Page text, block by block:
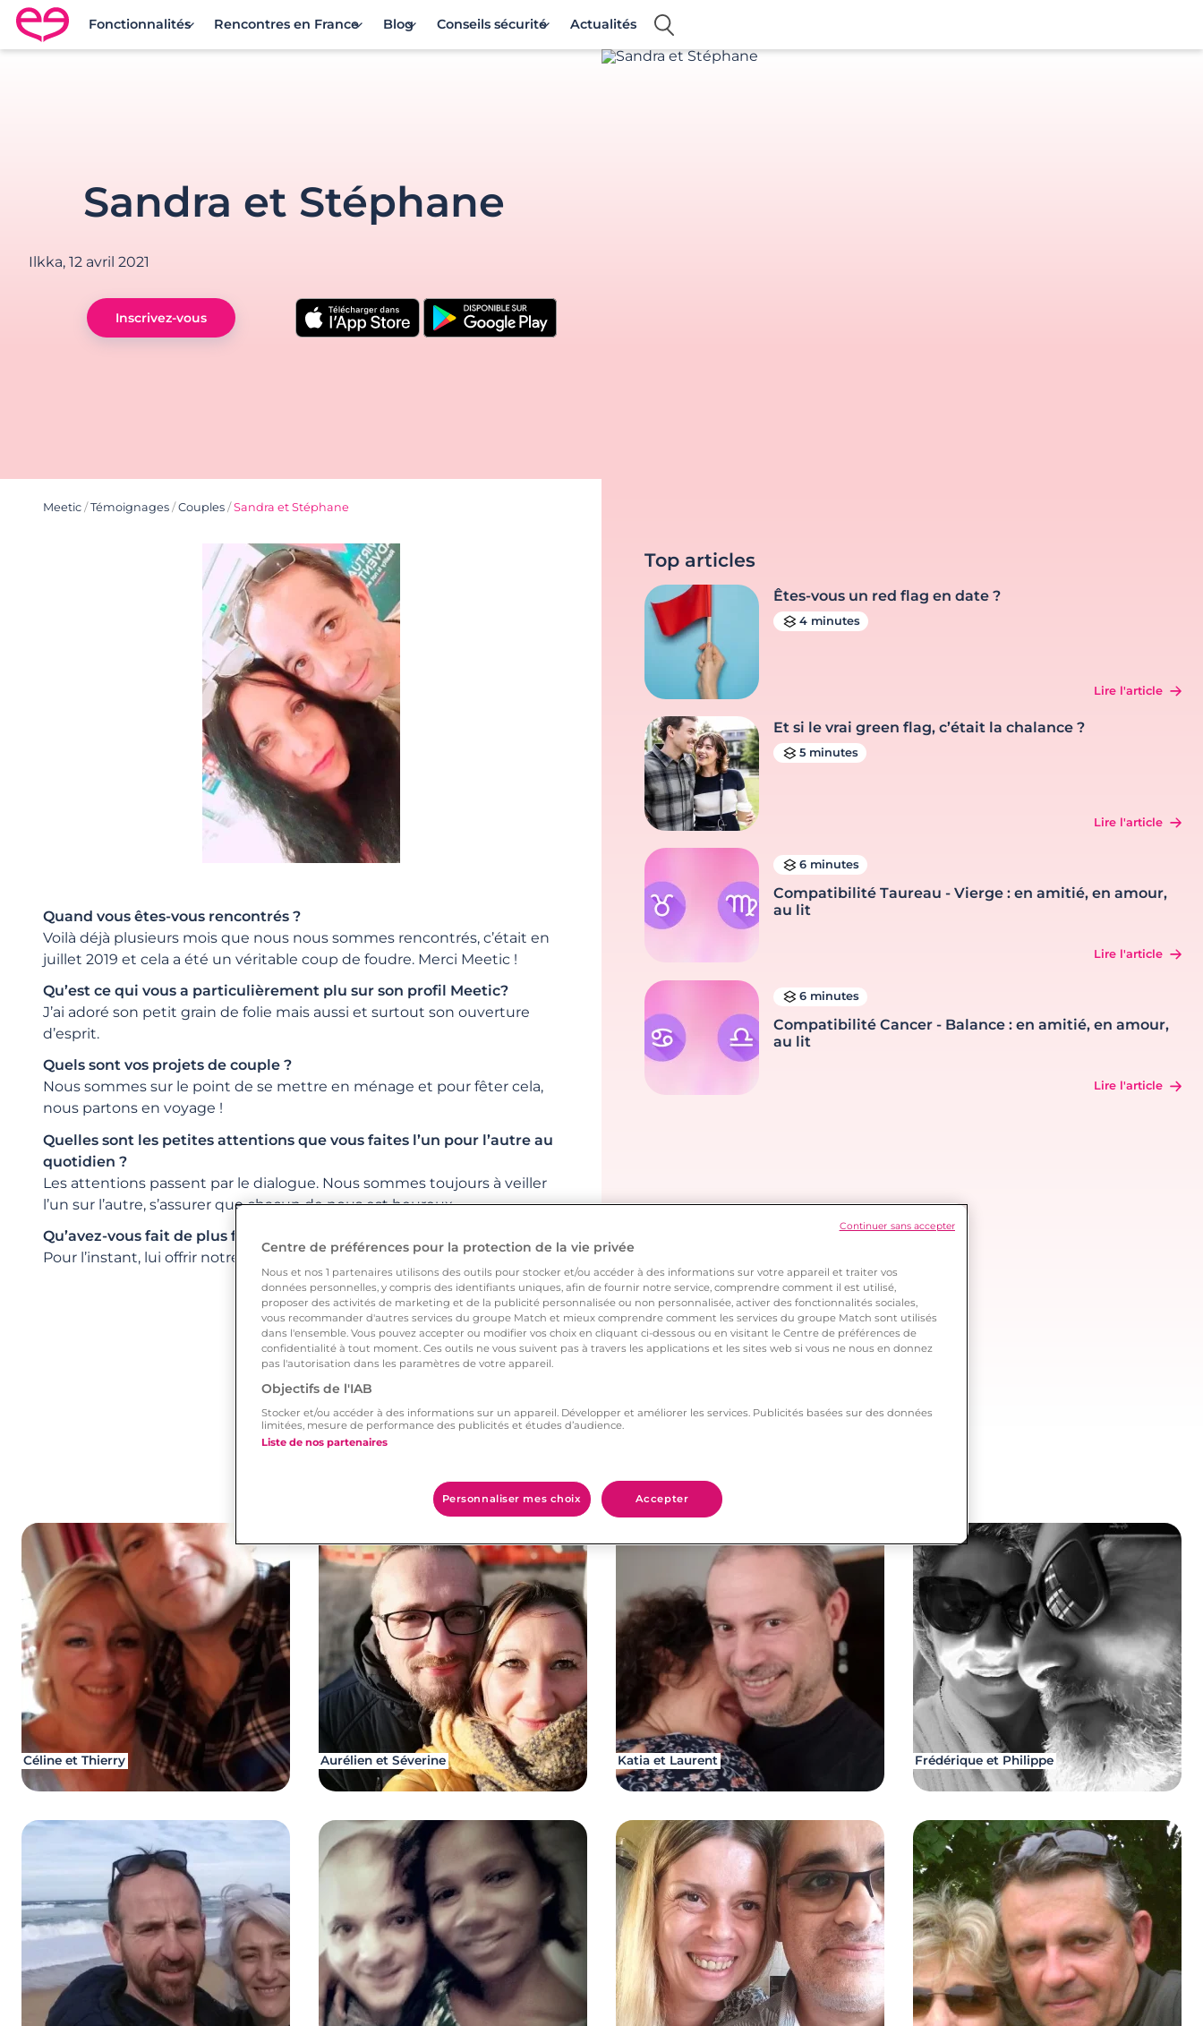
Rencontre en France avec Meetic
Fonctionnalités Rencontres en France Blog Conseils sécurité Actualités
Sandra et Stéphane
Ilkka, 12 avril 2021
Inscrivez-vous
Meetic /Témoignages /Couples /Sandra et Stéphane
Quand vous êtes-vous rencontrés ?
Voilà déjà plusieurs mois que nous nous sommes rencontrés, c’était en
juillet 2019 et cela a été un véritable coup de foudre. Merci Meetic !
Qu’est ce qui vous a particulièrement plu sur son profil Meetic?
J’ai adoré son petit grain de folie mais aussi et surtout son ouverture
d’esprit.
Quels sont vos projets de couple ?
Nous sommes sur le point de se mettre en ménage et pour fêter cela,
nous partons en voyage !
Quelles sont les petites attentions que vous faites l’un pour l’autre au
quotidien ?
Les attentions passent par le dialogue. Nous sommes toujours à veiller
l’un sur l’autre, s’assurer que chacun de nous est heureux.
Qu’avez-vous fait de plus fou pour lui/elle ?
Pour l’instant, lui offrir notre petit voyage. L’avenir nous dira le reste !
Top articles
Êtes-vous un red flag en date ?
4 minutes
Lire l'article
Et si le vrai green flag, c’était la chalance ?
5 minutes
Lire l'article
6 minutes
Compatibilité Taureau - Vierge : en amitié, en amour,
au lit
Lire l'article
6 minutes
Compatibilité Cancer - Balance : en amitié, en amour,
au lit
Lire l'article
Vous aimerez aussi
Céline et Thierry Aurélien et Séverine Katia et Laurent Frédérique et Philippe
Centre de préférences pour la protection de la vie privée
Nous et nos 1 partenaires utilisons des outils pour stocker et/ou accéder à des informations sur votre appareil et traiter vos
données personnelles, y compris des identifiants uniques, afin de fournir notre service, comprendre comment il est utilisé,
proposer des activités de marketing et de la publicité personnalisée ou non personnalisée, activer des fonctionnalités sociales,
vous recommander d'autres services du groupe Match et mieux comprendre comment les services du groupe Match sont utilisés
dans l'ensemble. Vous pouvez accepter ou modifier vos choix en cliquant ci-dessous ou en visitant le Centre de préférences de
confidentialité à tout moment. Ces outils ne vous suivent pas à travers les applications et les sites web si vous ne nous en donnez
pas l'autorisation dans les paramètres de votre appareil.
Objectifs de l'IAB
Stocker et/ou accéder à des informations sur un appareil. Développer et améliorer les services. Publicités basées sur des données
limitées, mesure de performance des publicités et études d’audience.
Liste de nos partenaires
Personnaliser mes choix Accepter
Continuer sans accepter